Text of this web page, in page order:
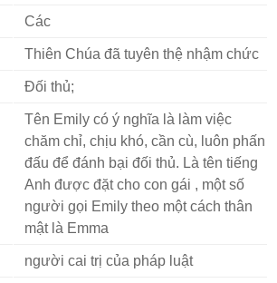
Các
Thiên Chúa đã tuyên thệ nhậm chức
Đối thủ;
Tên Emily có ý nghĩa là làm việc
chăm chỉ, chịu khó, cần cù, luôn phấn
đấu để đánh bại đối thủ. Là tên tiếng
Anh được đặt cho con gái , một số
người gọi Emily theo một cách thân
mật là Emma
người cai trị của pháp luật